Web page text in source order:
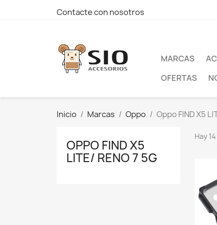
Contacte con nosotros
MARCAS
OFERTAS
Inicio Marcas Oppo Oppo FIND X5
OPPO FIND X5
LITE/ RENO 7 5G
Hay